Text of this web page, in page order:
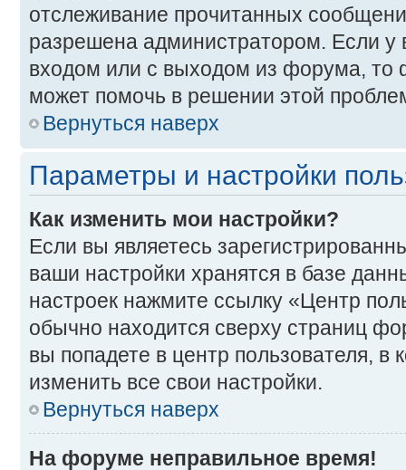
отслеживание прочитанных
разрешена администратором. Если
входом или с выходом из форума, то
может помочь в решении этой
Вернуться наверх
Параметры и настройки
Как изменить мои настройки?
Если вы являетесь
ваши настройки хранятся в базе
настроек нажмите ссылку «Центр
обычно находится сверху страниц
вы попадете в центр пользователя, в
изменить все свои настройки.
Вернуться наверх
На форуме неправильное время!